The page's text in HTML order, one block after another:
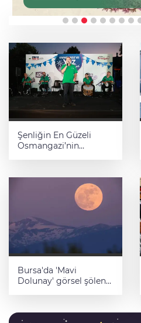
Şenliğin En Güzeli
Osmangazi’nin
Bursa'da 'Mavi
Dolunay' görsel şölen